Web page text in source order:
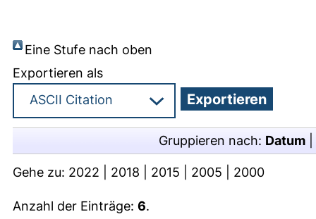
Eine Stufe nach oben
Exportieren als
Gruppieren nach: Datum
Gehe zu: 2022 2018 2015 2005 2000
Anzahl der Einträge: 6.